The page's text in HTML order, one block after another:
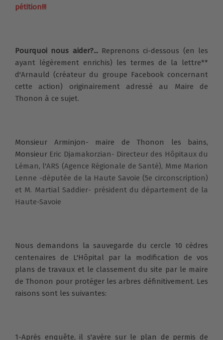
pétition!!!
Pourquoi nous aider?...Reprenons ci-dessous (en les
ayant légèrement enrichis) les termes de la lettre**
d'Arnauld (créateur du groupe Facebook concernant
cette action) originairement adressé au Maire de
Thonon à ce sujet.
Monsieur Arminjon- maire de Thonon les bains,
Monsieur Eric Djamakorzian- Directeur des Hôpitaux du
Léman, l'ARS (Agence Régionale de Santé), Mme Marion
Lenne -députée de la Haute Savoie (5e circonscription)
et M. Martial Saddier- président du département de la
Haute-Savoie
Nous demandons la sauvegarde du cercle 10 cèdres
centenaires de L'Hôpital par la modification de vos
plans de travaux et le classement du site par le maire
de Thonon pour protéger les arbres définitivement. Les
raisons sont les suivantes:
1-Après enquête, il s'avère sur le plan de permis de